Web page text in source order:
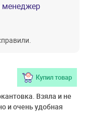
менеджер
Купил товар
Взяла и не
и очень удобная